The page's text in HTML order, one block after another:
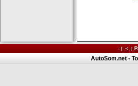
- | < |
AutoSom.net -